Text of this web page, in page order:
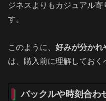
ジネスよりもカジュアル
す。
このように、 好みが分かれ
は、購入前に理解しておく
バックルや時刻合わ